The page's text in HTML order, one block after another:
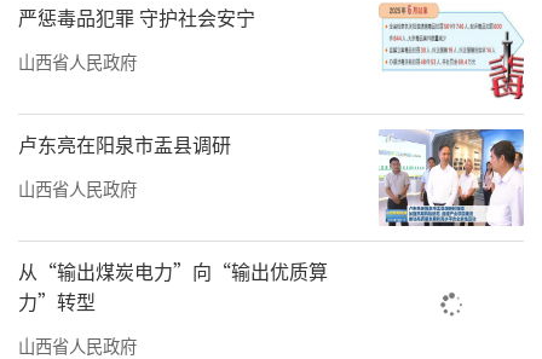
严惩毒品犯罪 守护社会安宁
山西省人民政府
卢东亮在阳泉市盂县调研
山西省人民政府
从“输出煤炭电力”向“输出优质算
力”转型
山西省人民政府